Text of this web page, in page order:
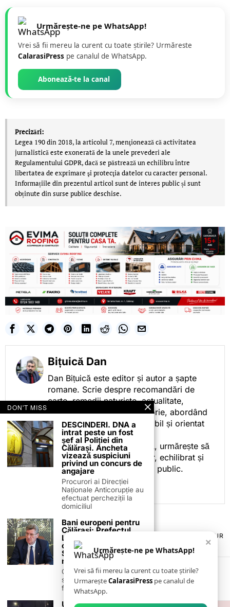
Urmărește-ne pe WhatsApp!
Vrei să fii mereu la curent cu toate știrile? Urmăreste
CalarasiPress pe canalul de WhatsApp.
Abonează-te la canal
Precizări:
Legea 190 din 2018, la articolul 7, menţionează că activitatea
jurnalistică este exonerată de la unele prevederi ale
Regulamentului GDPR, dacă se păstrează un echilibru între
libertatea de exprimare şi protecţia datelor cu caracter personal.
Informațiile din prezentul articol sunt de interes public și sunt
obținute din surse publice deschise.
Bițuică Dan
Dan Bițuică este editor și autor a șapte
romane. Scrie despre recomandări de
carte, remedii naturiste, actualitate,
cotidian politic, sport și istorie, abordând
subiectele într-un stil accesibil și orientat
spre informare.
Prin activitatea sa editorială, urmărește să
ofere cititorilor conținut clar, echilibrat și
relevant, adaptat interesului public.
TERMENI ȘI CONDIȚII
POLITICA DE ANULARE & RETUR
PUBLICITATE ONLINE & TIPĂRITĂ
CONTACT
ZIARUL ANUNȚUL CĂLĂRĂȘEAN
×
Urmărește-ne pe WhatsApp!
Vrei să fii mereu la curent cu toate știrile?
UrmareșteCalarasiPress pe canalul de
WhatsApp.
DON'T MISS
DESCINDERI. DNA a
intrat peste un fost
șef al Poliției din
Călărași. Ancheta
vizează suspiciuni
privind un concurs de
angajare
Procurori ai Direcției
Naționale Anticorupție au
efectuat percheziții la
domiciliul
Bani europeni pentru
Călărași: Prefectul
Laurențiu State anunță
colaborarea cu ADR
Sud-Muntenia pentru
noi finanțări
Călărașul se pregătește
să intre pe harta
finanțărilor europene, cu
Un șofer din Călărași a